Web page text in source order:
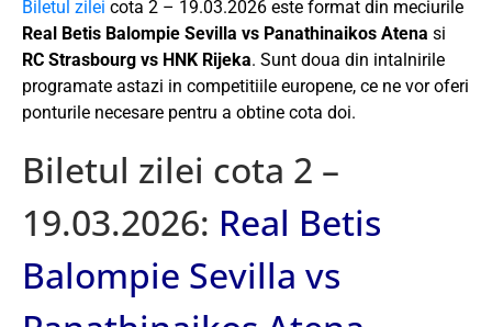
Biletul zilei cota 2 – 19.03.2026 este format din meciurile
Real Betis Balompie Sevilla vs Panathinaikos Atena si
RC Strasbourg vs HNK Rijeka. Sunt doua din intalnirile
programate astazi in competitiile europene, ce ne vor oferi
ponturile necesare pentru a obtine cota doi.
Biletul zilei cota 2 –
19.03.2026: Real Betis
Balompie Sevilla vs